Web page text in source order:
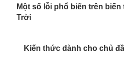
Post
Một số lỗi phổ biến trên
Trời
Kiến thức dành cho chủ